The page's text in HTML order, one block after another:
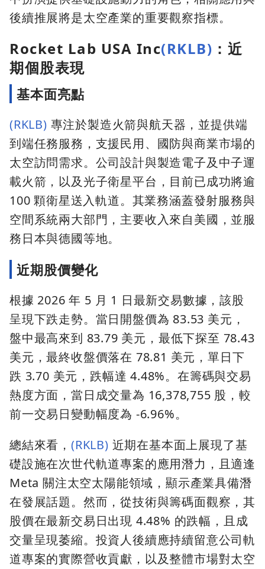
後續推展將是太空產業的重要觀察指標。
Rocket Lab USA Inc(RKLB) ：近
期個股表現
基本面亮點
(RKLB) 專注於製造火箭與航天器，並提供端
到端任務服務，支援民用、國防與商業市場的
太空訪問需求。公司設計與製造電子及中子運
載火箭，以及光子衛星平台，目前已成功將逾
100 顆衛星送入軌道。其業務涵蓋發射服務與
空間系統兩大部門，主要收入來自美國，並服
務日本與德國等地。
近期股價變化
根據 2026 年 5 月 1 日最新交易數據，該股
呈現下跌走勢。當日開盤價為 83.53 美元，
盤中最高來到 83.79 美元，最低下探至 78.43
美元，最終收盤價落在 78.81 美元，單日下
跌 3.70 美元，跌幅達 4.48%。在籌碼與交易
熱度方面，當日成交量為 16,378,755 股，較
前一交易日變動幅度為 -6.96%。
總結來看， (RKLB) 近期在基本面上展現了基
礎設施在次世代軌道專案的應用潛力，且適逢
Meta 關注太空太陽能領域，顯示產業具備潛
在發展話題。然而，從技術與籌碼面觀察，其
股價在最新交易日出現 4.48% 的跌幅，且成
交量呈現萎縮。投資人後續應持續留意公司軌
道專案的實際營收貢獻，以及整體市場對太空